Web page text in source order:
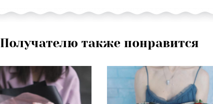
Получателю также понравится